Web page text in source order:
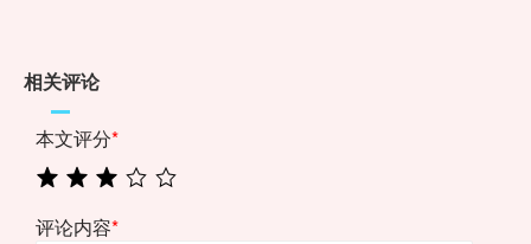
相关评论
本文评分*
评论内容*